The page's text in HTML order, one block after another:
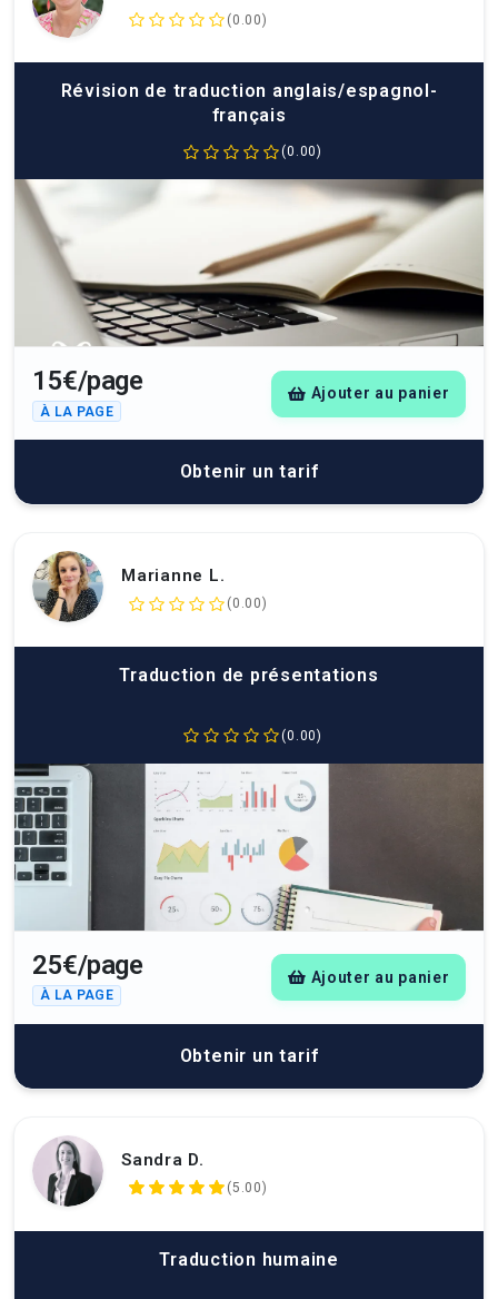
(0.00)
Révision de traduction anglais/espagnol-
français
(0.00)
15€/page
À LA PAGE
Ajouter au panier
Obtenir un tarif
Marianne L.
(0.00)
Traduction de présentations
(0.00)
25€/page
À LA PAGE
Ajouter au panier
Obtenir un tarif
Sandra D.
(5.00)
Traduction humaine